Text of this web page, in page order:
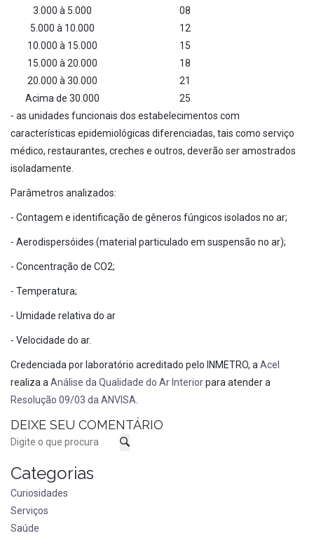
3.000 à 5.000
08
5.000 à 10.000
12
10.000 à 15.000
15
15.000 à 20.000
18
20.000 à 30.000
21
Acima de 30.000
25
- as unidades funcionais dos estabelecimentos com
características epidemiológicas diferenciadas, tais como serviço
médico, restaurantes, creches e outros, deverão ser amostrados
isoladamente.
Parâmetros analizados:
- Contagem e identificação de gêneros fúngicos isolados no ar;
- Aerodispersóides (material particulado em suspensão no ar);
- Concentração de CO2;
- Temperatura;
- Umidade relativa do ar
- Velocidade do ar.
Credenciada por laboratório acreditado pelo INMETRO, a Acel
realiza a Análise da Qualidade do Ar Interiorpara atender a
Resolução 09/03 da ANVISA
DEIXE SEU COMENTÁRIO
Categorias
Curiosidades
Serviços
Saúde